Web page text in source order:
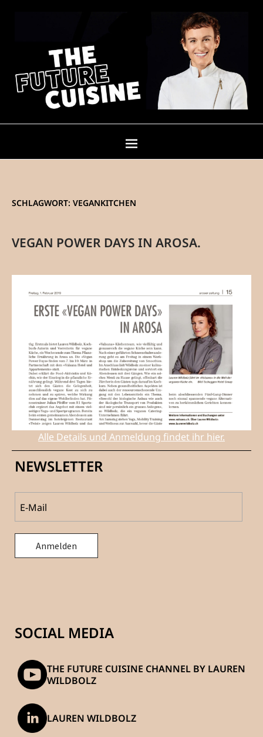
SCHLAGWORT: VEGANKITCHEN
VEGAN POWER DAYS IN AROSA.
Alle Details und Anmeldung findet ihr hier.
NEWSLETTER
SOCIAL MEDIA
THE FUTURE CUISINE CHANNEL BY LAUREN
WILDBOLZ
LAUREN WILDBOLZ